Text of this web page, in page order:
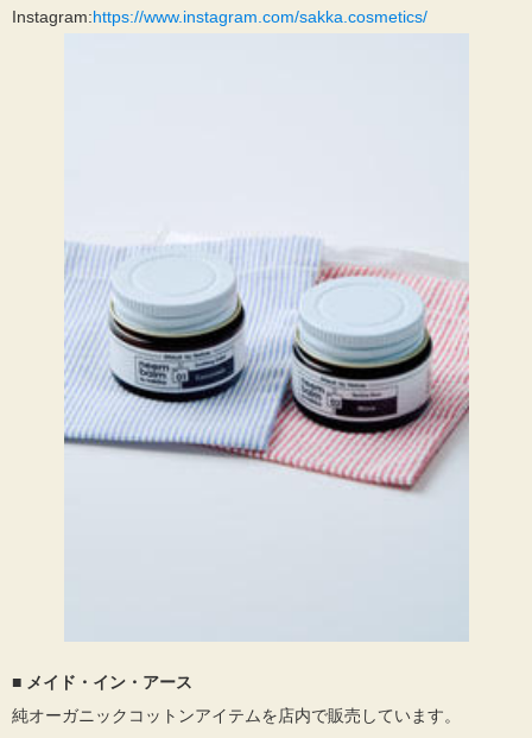
Instagram:https://www.instagram.com/sakka.cosmetics/
■ メイド・イン・アース
純オーガニックコットンアイテムを店内で販売しています。